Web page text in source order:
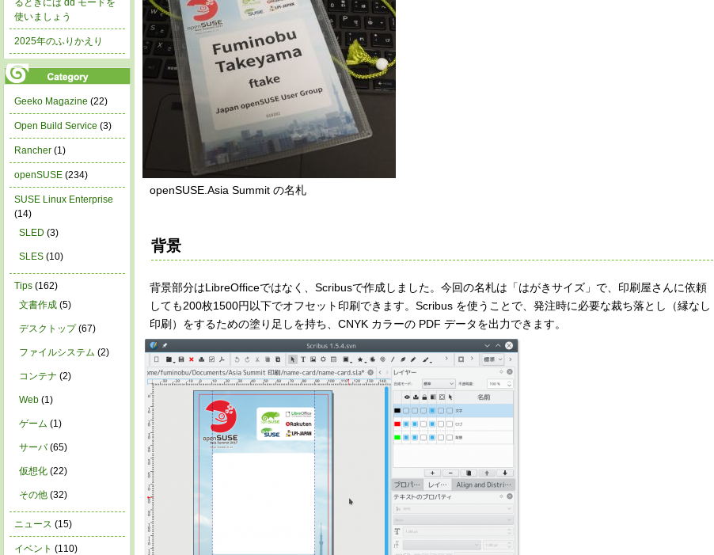
openSUSE.Asia Summit の名札
背景
背景部分はLibreOfficeではなく、Scribusで作成しました。今回の名札は「はがきサイズ」で、印刷屋さんに依頼
しても200枚1500円以下でオフセット印刷できます。Scribus を使うことで、発注時に必要な裁ち落とし（縁なし
印刷）をするための塗り足しを持ち、CNYK カラーの PDF データを出力できます。
るときには dd モードを
使いましょう
2025年のふりかえり
Geeko Magazine (22)
Open Build Service (3)
Rancher (1)
openSUSE (234)
SUSE Linux Enterprise
(14)
SLED (3)
SLES (10)
Tips (162)
文書作成 (5)
デスクトップ(67)
ファイルシステム (2)
コンテナ (2)
Web (1)
ゲーム (1)
サーバ(65)
仮想化 (22)
その他 (32)
ニュース (15)
イベント (110)